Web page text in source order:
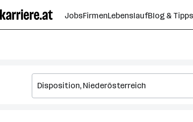
Seiteninhalt
springen
JobsFirmenLebenslaufBlog & Tipps